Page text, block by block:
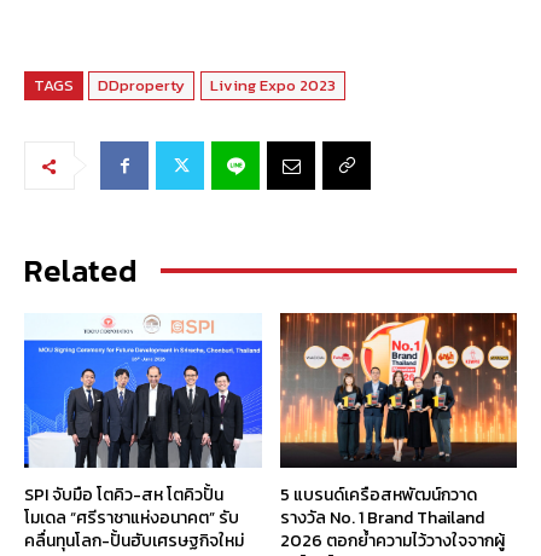
TAGS DDproperty Living Expo 2023
Related
SPI จับมือ โตคิว-สห โตคิวปั้น
โมเดล “ศรีราชาแห่งอนาคต” รับ
คลื่นทุนโลก-ปั้นฮับเศรษฐกิจใหม่
5 แบรนด์เครือสหพัฒน์กวาด
รางวัล No. 1 Brand Thailand
2026 ตอกย้ำความไว้วางใจจากผู้